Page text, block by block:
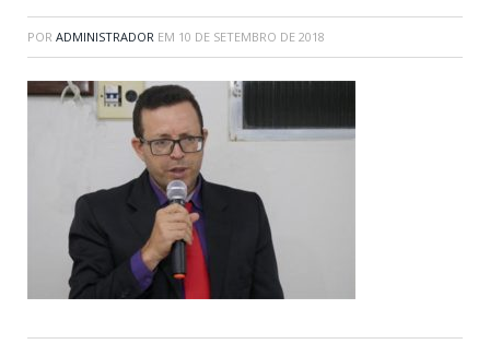
POR ADMINISTRADOR EM 10 DE SETEMBRO DE 2018